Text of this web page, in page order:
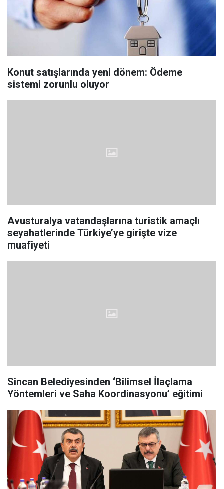
Konut satışlarında yeni dönem: Ödeme
sistemi zorunlu oluyor
Avusturalya vatandaşlarına turistik amaçlı
seyahatlerinde Türkiye’ye girişte vize
muafiyeti
Sincan Belediyesinden ‘Bilimsel İlaçlama
Yöntemleri ve Saha Koordinasyonu’ eğitimi